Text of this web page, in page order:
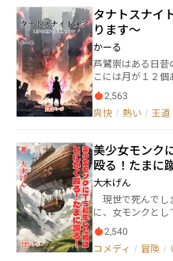
す〉
年前に剣を教えて
団長""海賊狩り"な
て、彼の実力が島以
不可能"な島から
世界中に広がって
タナトスナイ
ります～
かーる
芦鷺崇はある日昔
こには月が１２個あ
いつも集まる１
をやり、時に冒険
も楽しんでいたが
から喧嘩を売られ
は必ず買い相手を
る存在へと変わっ
んな１２月３１日
場所にいた。 そ
た。 そこはタナトスと呼ばれる夢の世界。その夢の世
界は、まるで別世
と呼ばれる魔物
ムがドロップする
2,563
爽快 / 熱い / 王道
美少女モンク
殴る！たまに
言われたが筋
る〜
大木げん
現世で死んでし
に、女モンクとし
主人公ルイは、知識チ
ンタジーサーガ５
は序盤のみの、雑
2,540
コメディ / 冒険 /